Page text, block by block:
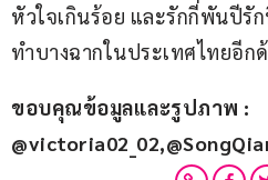
หัวใจเกินร้อย และรักกี่พันปีรั
ทำบางฉากในประเทศไทยอีก
ขอบคุณข้อมูลและรูปภาพ :